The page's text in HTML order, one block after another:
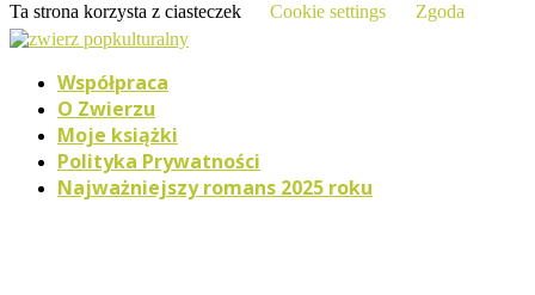
Ta strona korzysta z ciasteczek Cookie settings Zgoda
Współpraca
O Zwierzu
Moje książki
Polityka Prywatności
Najważniejszy romans 2025 roku